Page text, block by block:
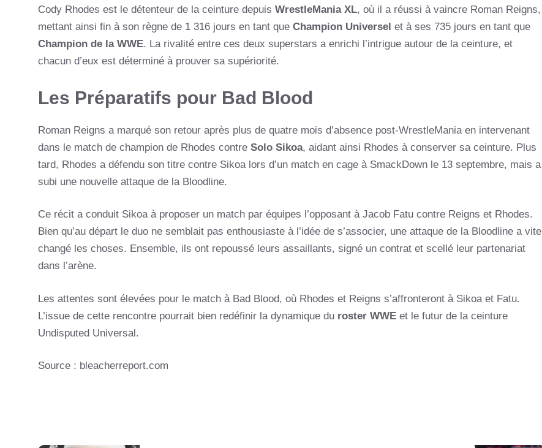
Cody Rhodes est le détenteur de la ceinture depuis WrestleMania XL, où il a réussi à vaincre Roman Reigns,
mettant ainsi fin à son règne de 1 316 jours en tant que Champion Universel et à ses 735 jours en tant que
Champion de la WWE. La rivalité entre ces deux superstars a enrichi l’intrigue autour de la ceinture, et
chacun d’eux est déterminé à prouver sa supériorité.
Les Préparatifs pour Bad Blood
Roman Reigns a marqué son retour après plus de quatre mois d’absence post-WrestleMania en intervenant
dans le match de champion de Rhodes contre Solo Sikoa, aidant ainsi Rhodes à conserver sa ceinture. Plus
tard, Rhodes a défendu son titre contre Sikoa lors d’un match en cage à SmackDown le 13 septembre, mais a
subi une nouvelle attaque de la Bloodline.
Ce récit a conduit Sikoa à proposer un match par équipes l’opposant à Jacob Fatu contre Reigns et Rhodes.
Bien qu’au départ le duo ne semblait pas enthousiaste à l’idée de s’associer, une attaque de la Bloodline a vite
changé les choses. Ensemble, ils ont repoussé leurs assaillants, signé un contrat et scellé leur partenariat
dans l’arène.
Les attentes sont élevées pour le match à Bad Blood, où Rhodes et Reigns s’affronteront à Sikoa et Fatu.
L’issue de cette rencontre pourrait bien redéfinir la dynamique du roster WWE et le futur de la ceinture
Undisputed Universal.
Source : bleacherreport.com